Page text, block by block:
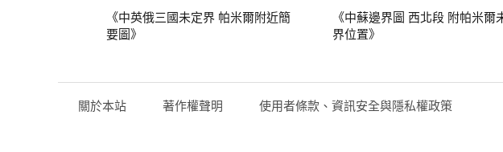
《中英俄三國未定界 帕米爾附近簡
要圖》
《中蘇邊界圖 西北段 附帕米爾
界位置》
關於本站 著作權聲明 使用者條款、資訊安全與隱私權政策